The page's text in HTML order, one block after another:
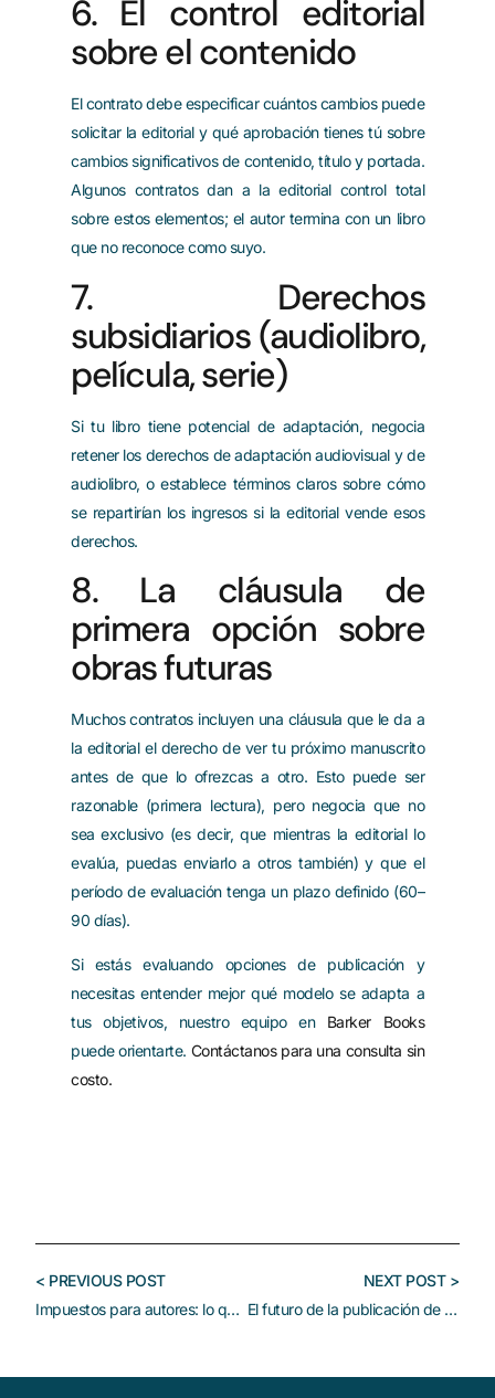
6. El control editorial
sobre el contenido
El contrato debe especificar cuántos cambios puede
solicitar la editorial y qué aprobación tienes tú sobre
cambios significativos de contenido, título y portada.
Algunos contratos dan a la editorial control total
sobre estos elementos; el autor termina con un libro
que no reconoce como suyo.
7. Derechos
subsidiarios (audiolibro,
película, serie)
Si tu libro tiene potencial de adaptación, negocia
retener los derechos de adaptación audiovisual y de
audiolibro, o establece términos claros sobre cómo
se repartirían los ingresos si la editorial vende esos
derechos.
8. La cláusula de
primera opción sobre
obras futuras
Muchos contratos incluyen una cláusula que le da a
la editorial el derecho de ver tu próximo manuscrito
antes de que lo ofrezcas a otro. Esto puede ser
razonable (primera lectura), pero negocia que no
sea exclusivo (es decir, que mientras la editorial lo
evalúa, puedas enviarlo a otros también) y que el
período de evaluación tenga un plazo definido (60–
90 días).
Si estás evaluando opciones de publicación y
necesitas entender mejor qué modelo se adapta a
tus objetivos, nuestro equipo en Barker Books
puede orientarte. Contáctanos para una consulta sin
costo.
< PREVIOUS POST
Impuestos para autores: lo que necesitas saber en México
NEXT POST >
El futuro de la publicación de libros con inteligencia artificial